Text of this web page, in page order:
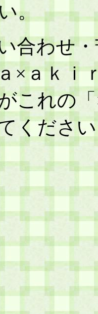
。
合わせ
×ａｋｉ
これの
くださ